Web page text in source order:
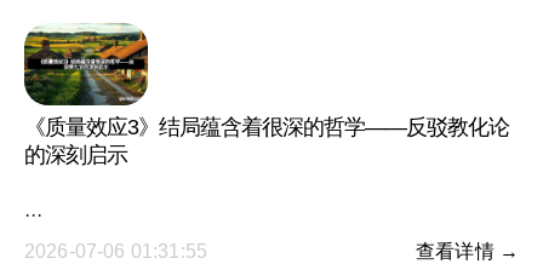
《质量效应3》结局蕴含着很深的哲学——反驳教化论
的深刻启示
···
2026-07-06 01:31:55
查看详情 →